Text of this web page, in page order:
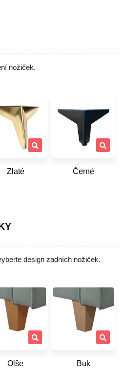
nožiček.
Zlaté Černé
design zadních nožiček.
Olše Buk